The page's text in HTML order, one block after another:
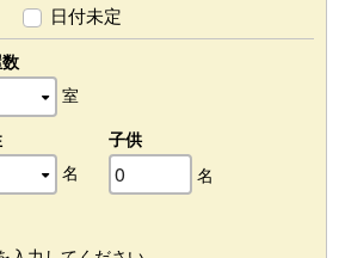
日付未定
室
名
子供
名